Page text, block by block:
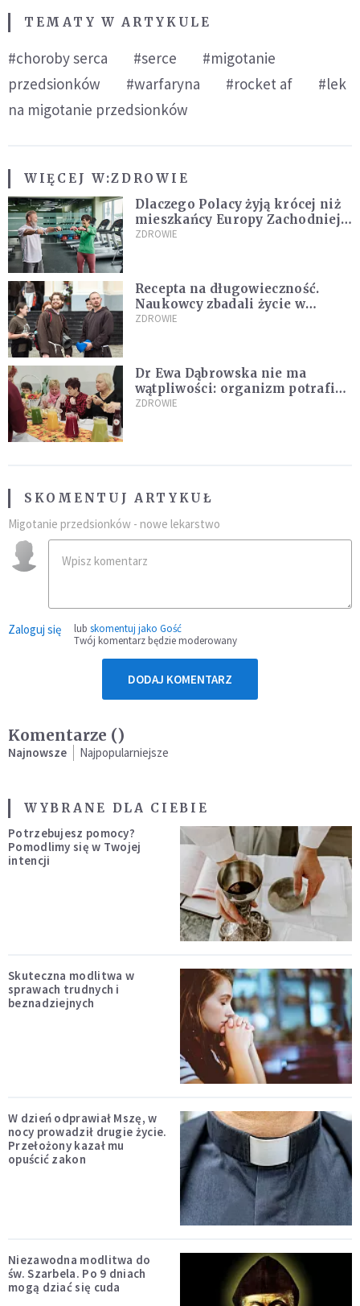
TEMATY W ARTYKULE
#choroby serca #serce
#migotanie
przedsionków
#warfaryna #rocket af
#lek
na migotanie przedsionków
WIĘCEJ W:ZDROWIE
Dlaczego Polacy żyją krócej niż
mieszkańcy Europy Zachodniej?
Ekspertka wskazuje główne
ZDROWIE
Recepta na długowieczność.
Naukowcy zbadali życie w
klasztorach
ZDROWIE
Dr Ewa Dąbrowska nie ma
wątpliwości: organizm potrafi
leczyć się sam
ZDROWIE
SKOMENTUJ ARTYKUŁ
Migotanie przedsionków - nowe lekarstwo
Zaloguj się lub skomentuj jako Gość
Twój komentarz będzie moderowany
DODAJ KOMENTARZ
Komentarze ()
Najnowsze Najpopularniejsze
WYBRANE DLA CIEBIE
Potrzebujesz pomocy?
Pomodlimy się w Twojej
intencji
Skuteczna modlitwa w
sprawach trudnych i
beznadziejnych
W dzień odprawiał Mszę, w
nocy prowadził drugie życie.
Przełożony kazał mu
opuścić zakon
Niezawodna modlitwa do
św. Szarbela. Po 9 dniach
mogą dziać się cuda